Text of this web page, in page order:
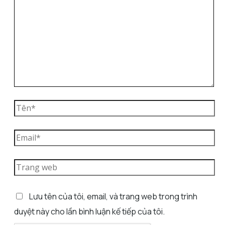
Lưu tên của tôi, email, và trang web trong trình
duyệt này cho lần bình luận kế tiếp của tôi.